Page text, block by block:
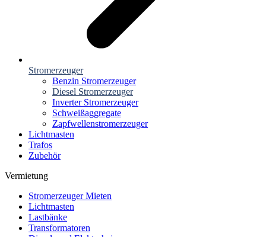
Stromerzeuger
Benzin Stromerzeuger
Diesel Stromerzeuger
Inverter Stromerzeuger
Schweißaggregate
Zapfwellenstromerzeuger
Lichtmasten
Trafos
Zubehör
Vermietung
Stromerzeuger Mieten
Lichtmasten
Lastbänke
Transformatoren